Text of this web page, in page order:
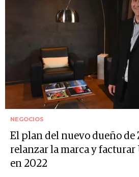
NEGOCIOS
El plan del nuevo dueño de
relanzar la marca y facturar
en 2022